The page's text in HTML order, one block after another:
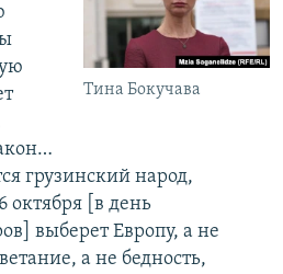
Тина Бокучава
грузинский народ,
октября [в день
выберет Европу, а не
а не бедность,